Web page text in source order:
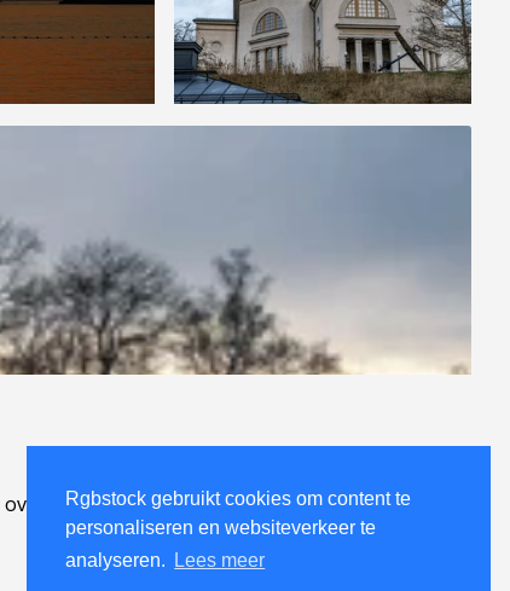
Rgbstock gebruikt cookies om content te
personaliseren en websiteverkeer te
analyseren.
Lees meer
over